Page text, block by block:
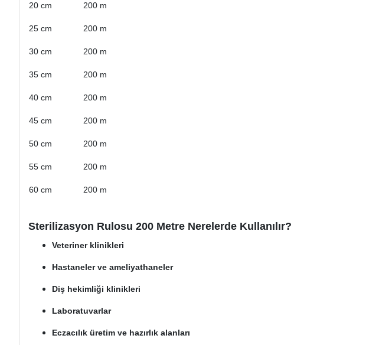
20 cm 200 m
25 cm 200 m
30 cm 200 m
35 cm 200 m
40 cm 200 m
45 cm 200 m
50 cm 200 m
55 cm 200 m
60 cm 200 m
Sterilizasyon Rulosu 200 Metre Nerelerde Kullanılır?
Veteriner klinikleri
Hastaneler ve ameliyathaneler
Diş hekimliği klinikleri
Laboratuvarlar
Eczacılık üretim ve hazırlık alanları